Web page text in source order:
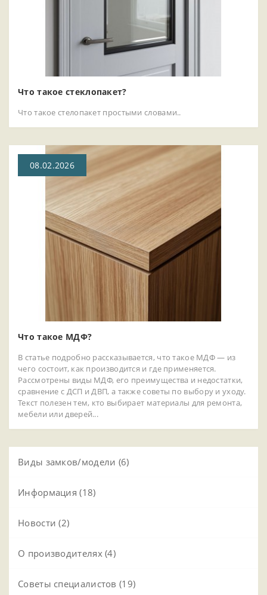
Что такое стеклопакет?
Что такое стелопакет простыми словами..
08.02.2026
Что такое МДФ?
В статье подробно рассказывается, что такое МДФ — из
чего состоит, как производится и где применяется.
Рассмотрены виды МДФ, его преимущества и недостатки,
сравнение с ДСП и ДВП, а также советы по выбору и уходу.
Текст полезен тем, кто выбирает материалы для ремонта,
мебели или дверей...
Виды замков/модели (6)
Информация (18)
Новости (2)
О производителях (4)
Советы специалистов (19)